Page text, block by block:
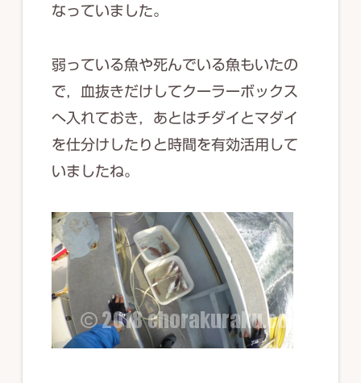
なっていました。
弱っている魚や死んでいる魚もいたの
で，血抜きだけしてクーラーボックス
へ入れておき，あとはチダイとマダイ
を仕分けしたりと時間を有効活用して
いましたね。